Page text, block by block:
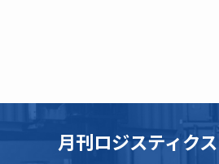
月刊ロジスティク